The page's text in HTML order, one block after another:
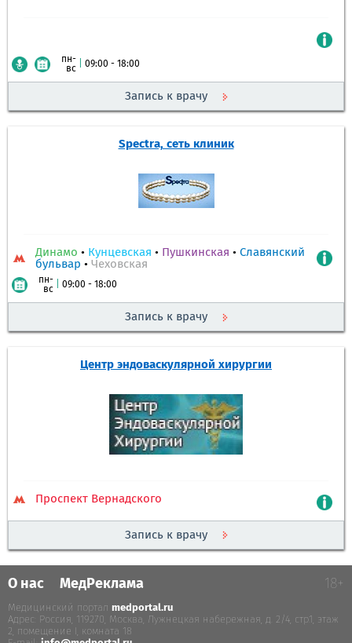
пн-
вс
09:00 - 18:00
Запись к врачу
Spectra, сеть клиник
Динамо • Кунцевская • Пушкинская • Славянский
бульвар • Чеховская
пн-
вс
09:00 - 18:00
Запись к врачу
Центр эндоваскулярной хирургии
Проспект Вернадского
Запись к врачу
О нас МедРеклама 18+
Медицинский портал medportal.ru
Адрес: Россия, 119270, Москва, Лужнецкая набережная, д. 2/4, стр.1, этаж
2, помещение I, комната 18